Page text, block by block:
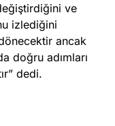
ve
izlediğini
ancak
doğru adımları
dedi.